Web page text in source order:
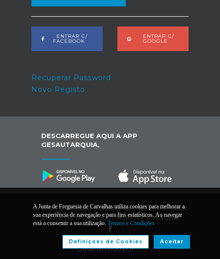
ENTRAR C/
FACEBOOK
ENTRAR C/
GOOGLE
Recuperar Password
Novo Registo
DESCARREGUE AQUI A APP
GESAUTARQUIA,
© 2026 Junta de Freguesia de Carvalhas. Todos
os direitos reservados |Termos e Condições
Desenvolvido por:
A Junta de Freguesia de Carvalhas utiliza cookies para melhorar a
sua experiência de navegação e para fins estatísticos. Ao navegar
está a consentir a sua utilização. Termos e Condições
Aceitar
Definiçoes de Cookies